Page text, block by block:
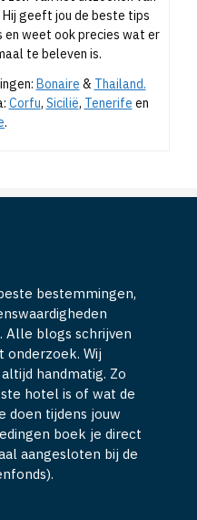
geeft jou de beste tips
weet ook precies wat er
te beleven is.
Bonaire & Thailand.
Corfu, Sicilië, Tenerife en
.
bestemmingen,
Alle blogs schrijven
onderzoek. Wij
handmatig. Zo
hotel is of wat de
doen tijdens jouw
boek je direct
aangesloten bij de